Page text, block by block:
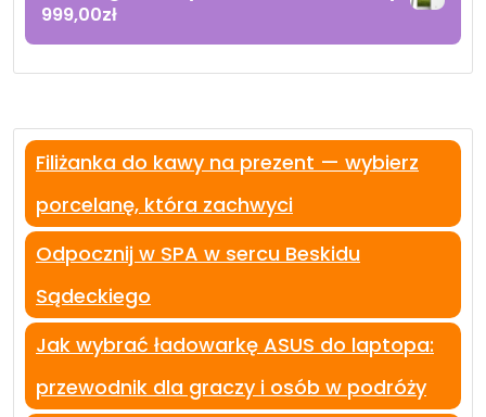
999,00zł
Filiżanka do kawy na prezent — wybierz
porcelanę, która zachwyci
Odpocznij w SPA w sercu Beskidu
Sądeckiego
Jak wybrać ładowarkę ASUS do laptopa:
przewodnik dla graczy i osób w podróży